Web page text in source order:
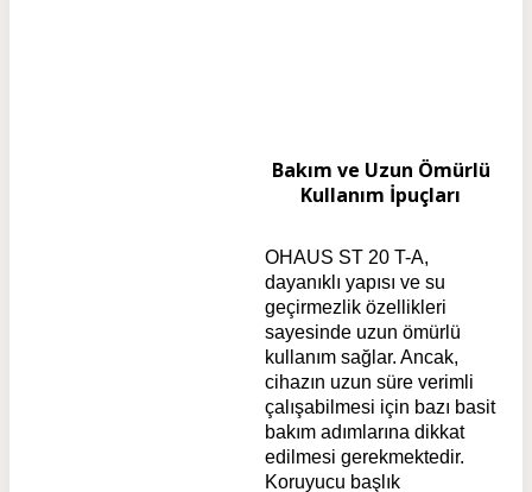
Bakım ve Uzun Ömürlü
Kullanım İpuçları
OHAUS ST 20 T-A,
dayanıklı yapısı ve su
geçirmezlik özellikleri
sayesinde uzun ömürlü
kullanım sağlar. Ancak,
cihazın uzun süre verimli
çalışabilmesi için bazı basit
bakım adımlarına dikkat
edilmesi gerekmektedir.
Koruyucu başlık